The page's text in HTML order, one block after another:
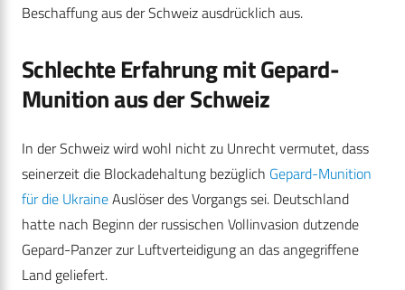
Beschaffung aus der Schweiz ausdrücklich aus.
Schlechte Erfahrung mit Gepard-
Munition aus der Schweiz
In der Schweiz wird wohl nicht zu Unrecht vermutet, dass
seinerzeit die Blockadehaltung bezüglich Gepard-Munition
für die UkraineAuslöser des Vorgangs sei. Deutschland
hatte nach Beginn der russischen Vollinvasion dutzende
Gepard-Panzer zur Luftverteidigung an das angegriffene
Land geliefert.